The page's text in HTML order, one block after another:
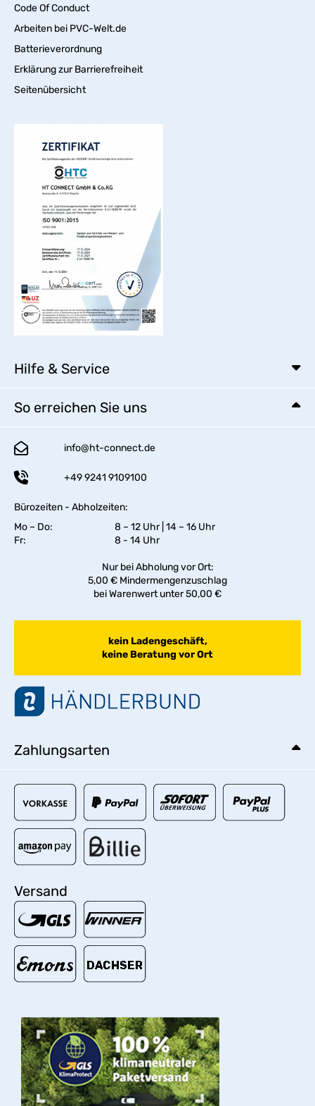
Code Of Conduct
Arbeiten bei PVC-Welt.de
Batterieverordnung
Erklärung zur Barrierefreiheit
Seitenübersicht
Hilfe & Service
So erreichen Sie uns
info@ht-connect.de
+49 9241 9109100
Bürozeiten - Abholzeiten:
Mo – Do:
8 – 12 Uhr | 14 – 16 Uhr
Fr:
8 - 14 Uhr
Nur bei Abholung vor Ort:
5,00 € Mindermengenzuschlag
bei Warenwert unter 50,00 €
kein Ladengeschäft,
keine Beratung vor Ort
Zahlungsarten
Versand